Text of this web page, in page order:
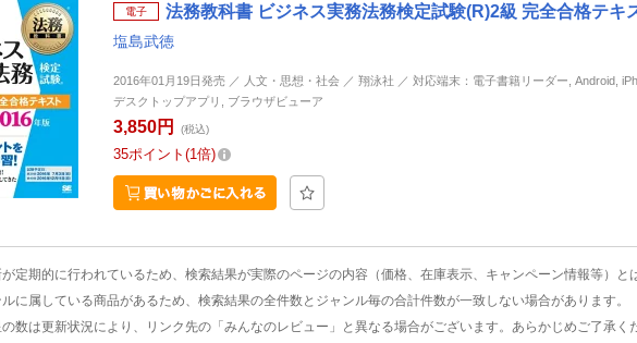
電子 法務教科書 ビジネス実務法務検定試験(R)2級 完全合格テキ
塩島武徳
2016年01月19日発売 ／ 人文・思想・社会 ／ 翔泳社 ／ 対応端末：電子書籍リーダー, Android,
デスクトップアプリ, ブラウザビューア
3,850円 (税込)
35ポイント 1倍
定期的に行われているため、検索結果が実際のページの内容（価格、在庫表示、キャンペーン情報等）と
に属している商品があるため、検索結果の全件数とジャンル毎の合計件数が一致しない場合があります。
数は更新状況により、リンク先の「みんなのレビュー」と異なる場合がございます。あらかじめご了承く